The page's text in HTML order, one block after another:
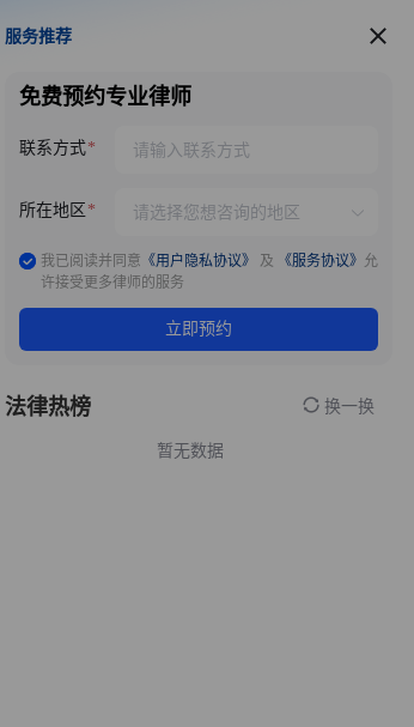
服务推荐
服务推荐
免费预约专业律师
联系方式
所在地区
我已阅读并同意 《用户隐私协议》 及 《服务协议》 允
许接受更多律师的服务
立即预约
法律热榜 换一换
暂无数据